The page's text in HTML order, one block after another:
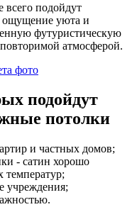
всего подойдут
ощущение уюта и
футуристическую
атмосферой.
подойдут
потолки
и частных домов;
- сатин хорошо
температур;
учреждения;